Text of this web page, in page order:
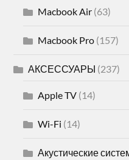
Macbook Air (63)
Macbook Pro (157)
АКСЕССУАРЫ (237)
Apple TV (14)
Wi-Fi (14)
Акустические